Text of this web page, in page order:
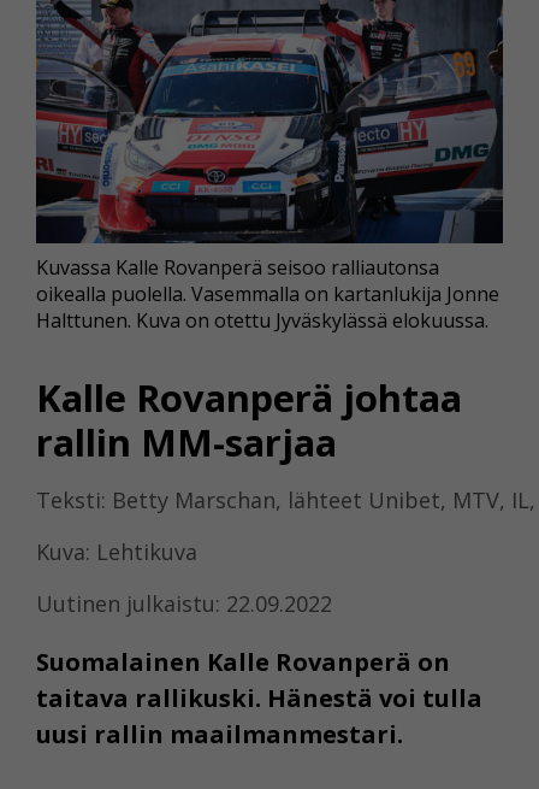
Kalle Rovanperä johtaa
rallin MM-sarjaa
Teksti: Betty Marschan, lähteet Unibet, MTV, IL,
Kuva: Lehtikuva
Uutinen julkaistu: 22.09.2022
Suomalainen Kalle Rovanperä on
taitava rallikuski. Hänestä voi tulla
uusi rallin maailmanmestari.
Kuvassa Kalle Rovanperä seisoo ralliautonsa
oikealla puolella. Vasemmalla on kartanlukija Jonne
Halttunen. Kuva on otettu Jyväskylässä elokuussa.